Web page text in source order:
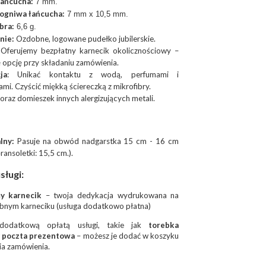
łańcucha: 7 mm x 10,5 mm.
6,6 g.
Ozdobne, logowane pudełko jubilerskie.
Oferujemy bezpłatny karnecik okolicznościowy –
przy składaniu zamówienia.
: Unikać kontaktu z wodą, perfumami i
Czyścić miękką ściereczką z mikrofibry.
domieszek innych alergizujących metali.
Pasuje na obwód nadgarstka 15 cm - 16 cm
15,5 cm.).
karnecik – twoja dedykacja wydrukowana na
karneciku (usługa dodatkowo płatna)
opłatą usługi, takie jak torebka
poczta prezentowa – możesz je dodać w koszyku
zamówienia.